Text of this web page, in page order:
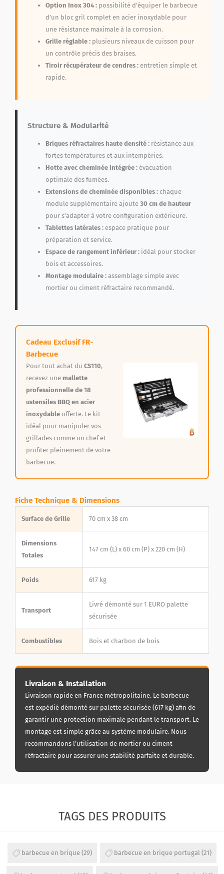
Option Inox 304 : possibilité d’équiper le barbecue
d’un bloc gril complet en acier inoxydable pour
une résistance maximale à la corrosion.
Grille réglable : plusieurs niveaux de cuisson pour
un contrôle précis des braises.
Tiroir récupérateur de cendres : entretien simple et
rapide.
Structure & Modularité
Briques réfractaires haute densité : résistance aux
fortes températures et aux intempéries.
Hotte avec cheminée intégrée : évacuation
optimale des fumées.
Extensions de cheminée disponibles : chaque
module supplémentaire ajoute 30 cm de hauteur
pour s’adapter à votre configuration extérieure.
Tablettes latérales : espace pratique pour
préparation et service.
Espace de rangement inférieur : idéal pour stocker
bois et accessoires.
Montage modulaire : assemblage simple avec
mortier ou ciment réfractaire recommandé.
Cadeau Exclusif FR-
Barbecue
Pour tout achat du CS110,
recevez une mallette
professionnelle de 18
ustensiles BBQ en acier
inoxydable offerte. Le kit
idéal pour manipuler vos
grillades comme un chef et
profiter pleinement de votre
barbecue.
Fiche Technique & Dimensions
Surface de Grille 70 cm x 38 cm
Dimensions
Totales
147 cm (L) x 60 cm (P) x 220 cm (H)
Poids 617 kg
Transport
Livré démonté sur 1 EURO palette
sécurisée
Combustibles Bois et charbon de bois
Livraison & Installation
Livraison rapide en France métropolitaine. Le barbecue
est expédié démonté sur palette sécurisée (617 kg) afin de
garantir une protection maximale pendant le transport. Le
montage est simple grâce au système modulaire. Nous
recommandons l’utilisation de mortier ou ciment
réfractaire pour assurer une stabilité parfaite et durable.
TAGS DES PRODUITS
barbecue en brique (29) barbecue en brique portugal (21)